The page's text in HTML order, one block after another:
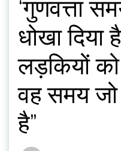
‘गुणवत्ता
धोखा
लड़कियों
वह समय जो
है”